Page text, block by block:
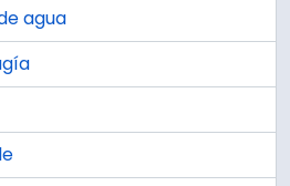
agua